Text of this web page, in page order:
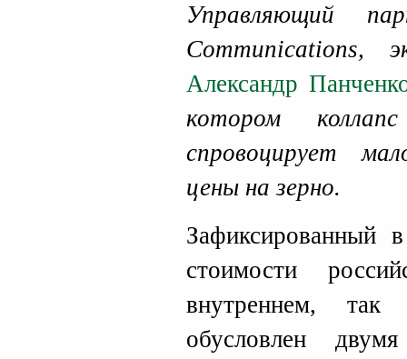
Управляющий
Александр
котором
спровоцирует
цены на зерно.
Зафиксированный
стоимости
внутреннем,
обусловлен